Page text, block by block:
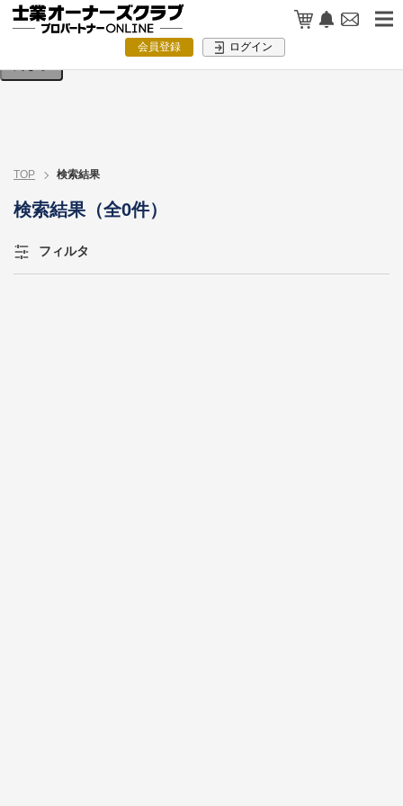
会員登録 ログイン
検索条件を入力してください。
TOP 検索結果
検索結果（全0件）
フィルタ